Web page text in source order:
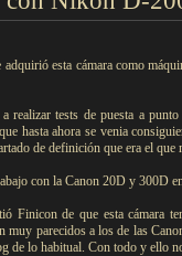
esta cámara como
realizar tests de puesta a
hasta ahora se venia
de definición que era el que
con la Canon 20D y 300D
Finicon de que esta cámara
muy parecidos a los de las
de lo habitual. Con todo y ello